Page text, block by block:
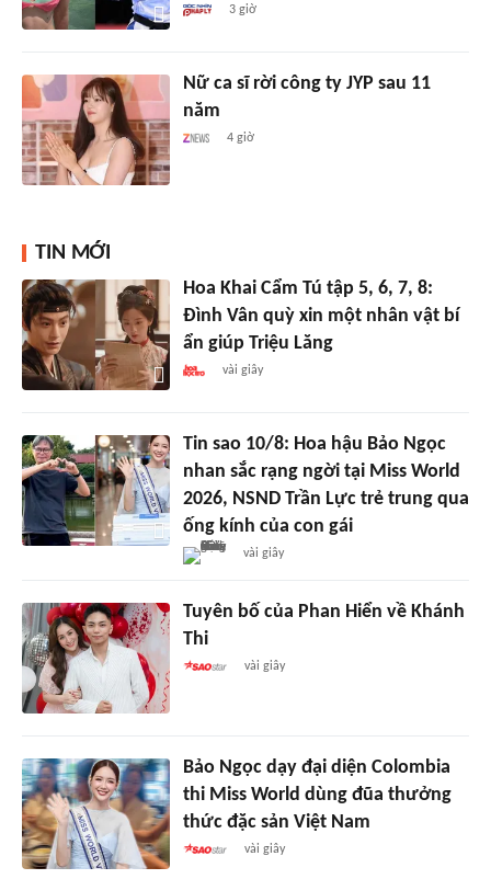
3 giờ
Nữ ca sĩ rời công ty JYP sau 11
năm
4 giờ
TIN MỚI
Hoa Khai Cẩm Tú tập 5, 6, 7, 8:
Đình Vân quỳ xin một nhân vật bí
ẩn giúp Triệu Lăng
vài giây
Tin sao 10/8: Hoa hậu Bảo Ngọc
nhan sắc rạng ngời tại Miss World
2026, NSND Trần Lực trẻ trung qua
ống kính của con gái
vài giây
Tuyên bố của Phan Hiển về Khánh
Thi
vài giây
Bảo Ngọc dạy đại diện Colombia
thi Miss World dùng đũa thưởng
thức đặc sản Việt Nam
vài giây